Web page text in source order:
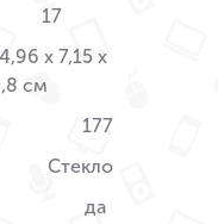
17
x 7,15 x
см
177
Стекло
да